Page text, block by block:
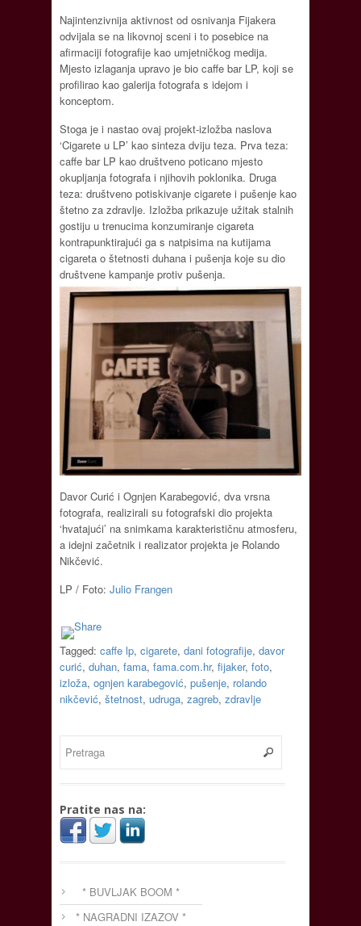
Najintenzivnija aktivnost od osnivanja Fijakera
odvijala se na likovnoj sceni i to posebice na
afirmaciji fotografije kao umjetničkog medija.
Mjesto izlaganja upravo je bio caffe bar LP, koji se
profilirao kao galerija fotografa s idejom i
konceptom.
Stoga je i nastao ovaj projekt-izložba naslova
‘Cigarete u LP’ kao sinteza dviju teza. Prva teza:
caffe bar LP kao društveno poticano mjesto
okupljanja fotografa i njihovih poklonika. Druga
teza: društveno potiskivanje cigarete i pušenje kao
štetno za zdravlje. Izložba prikazuje užitak stalnih
gostiju u trenucima konzumiranje cigareta
kontrapunktirajući ga s natpisima na kutijama
cigareta o štetnosti duhana i pušenja koje su dio
društvene kampanje protiv pušenja.
Davor Curić i Ognjen Karabegović, dva vrsna
fotografa, realizirali su fotografski dio projekta
‘hvatajući’ na snimkama karakterističnu atmosferu,
a idejni začetnik i realizator projekta je Rolando
Nikčević.
LP / Foto: Julio Frangen
Tagged: caffe lp, cigarete, dani fotografije, davor
curić, duhan, fama, fama.com.hr, fijaker, foto,
izloža, ognjen karabegović, pušenje, rolando
nikčević, štetnost, udruga, zagreb, zdravlje
Pratite nas na:
* BUVLJAK BOOM *
* NAGRADNI IZAZOV *